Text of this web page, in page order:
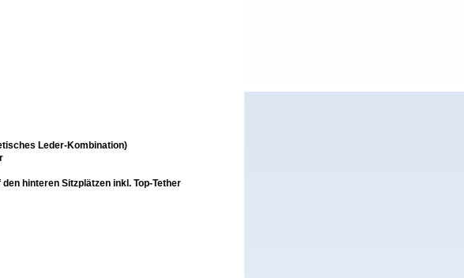
Leder-Kombination)
hinteren Sitzplätzen inkl. Top-Tether